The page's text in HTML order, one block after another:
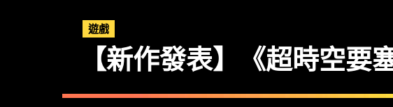
遊戲
【新作發表】《超時空